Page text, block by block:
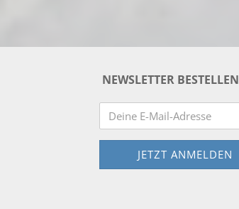
NEWSLETTER BESTELLEN